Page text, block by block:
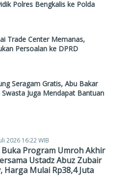
Polres Bengkalis ke Polda
Trade Center Memanas,
Persoalan ke DPRD
Seragam Gratis, Abu Bakar
Juga Mendapat Bantuan
2026 16:22 WIB
Program Umroh Akhir
Ustadz Abuz Zubair
Harga Mulai Rp38,4 Juta